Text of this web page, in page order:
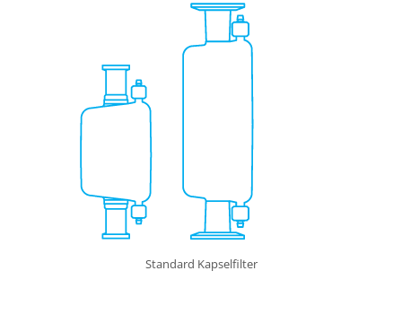
Standard Kapselfilter